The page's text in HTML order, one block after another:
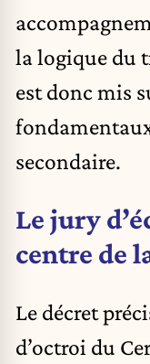
la logique du
est donc mis
secondaire.
Le jury
centre de
Le décret
d’octroi du